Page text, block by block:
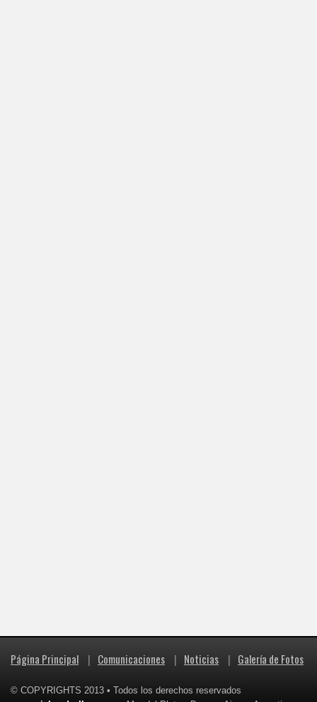
Página Principal | Comunicaciones | Noticias | Galería de Fotos
© COPYRIGHTS 2013 • Todos los derechos reservados